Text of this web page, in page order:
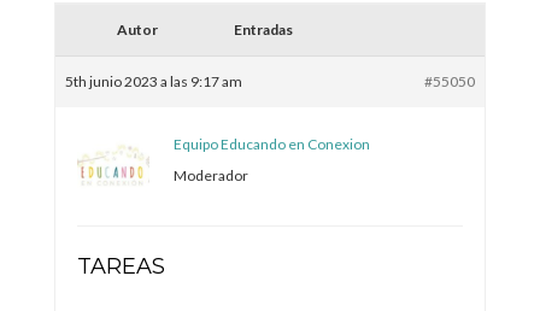
Autor Entradas
5th junio 2023 a las 9:17 am #55050
Equipo Educando en Conexion
Moderador
TAREAS